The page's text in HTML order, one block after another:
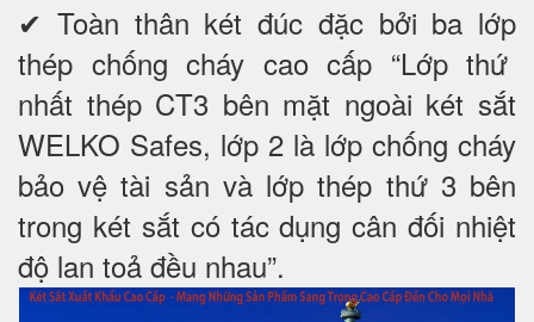
✔ Toàn thân két đúc đặc bởi ba lớp
thép chống cháy cao cấp “Lớp thứ
nhất thép CT3 bên mặt ngoài két sắt
WELKO Safes, lớp 2 là lớp chống cháy
bảo vệ tài sản và lớp thép thứ 3 bên
trong két sắt có tác dụng cân đối nhiệt
độ lan toả đều nhau”.